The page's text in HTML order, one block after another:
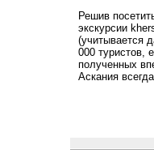
Решив
экскурсии
(учитывается
000 туристов,
полученных
Аскания